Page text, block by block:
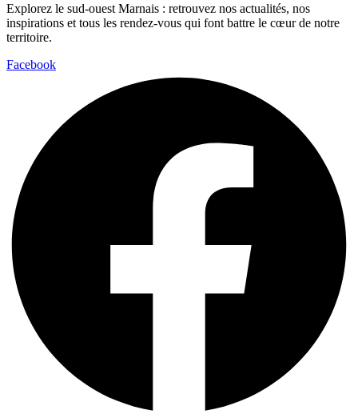
Explorez le sud-ouest Marnais : retrouvez nos actualités, nos
inspirations et tous les rendez-vous qui font battre le cœur de notre
territoire.
Facebook